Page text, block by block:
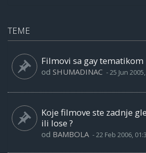
TEME
Filmovi sa gay tematikom
od SHUMADINAC -25 Jun
Koje filmove ste zadnje
ili lose ?
od BAMBOLA -22 Feb 2006,